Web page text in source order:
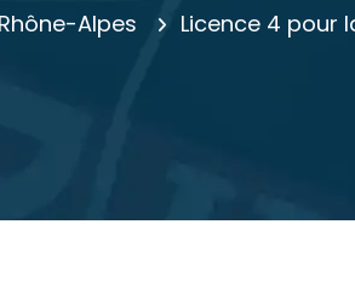
Alpes Licence 4 pour